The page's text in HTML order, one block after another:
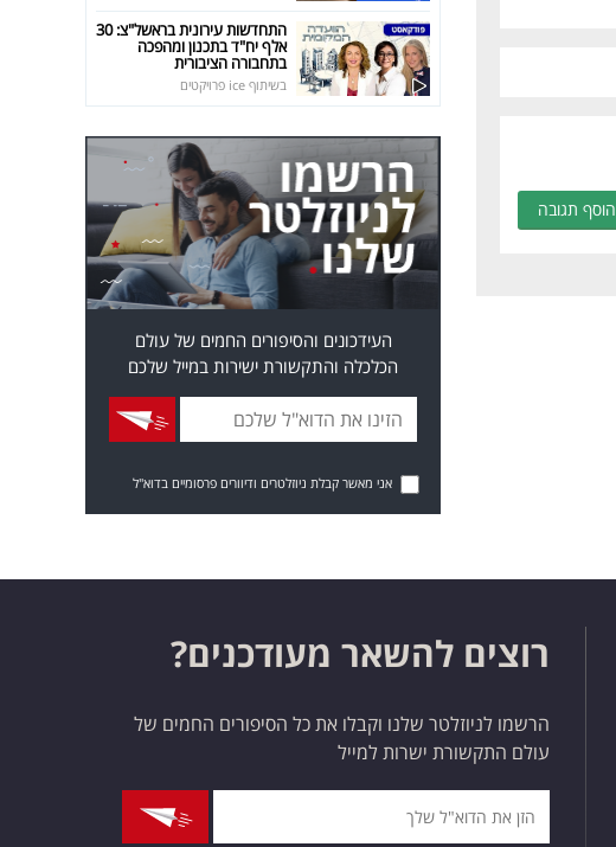
הוסף תגובה
התחדשות עירונית בראשל"צ: 30
אלף יח"ד בתכנון ומהפכה
בתחבורה הציבורית
בשיתוף ice פרויקטים
העידכונים והסיפורים החמים של עולם
הכלכלה והתקשורת ישירות במייל שלכם
אני מאשר קבלת ניוזלטרים ודיוורים פרסומיים בדוא"ל
רוצים להשאר מעודכנים?
הרשמו לניוזלטר שלנו וקבלו את כל הסיפורים החמים של
עולם התקשורת ישרות למייל